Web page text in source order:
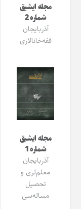
مجله ایشیق
شماره 2
آذربایجان
قفه‌خانالاری
مجله ایشیق
شماره 1
آذربایجان
معلم‌لری و
تحصیل
مساله‌سی